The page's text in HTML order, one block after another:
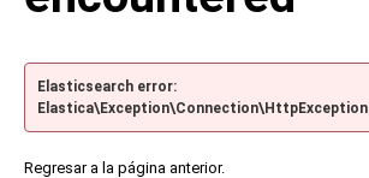
Elasticsearch error:
Elastica\Exception\Connection\HttpException
Regresar a la página anterior.